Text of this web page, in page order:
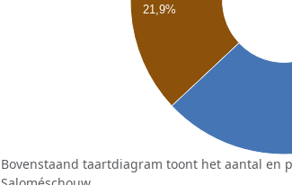
21,9%
Bovenstaand taartdiagram toont het aantal en